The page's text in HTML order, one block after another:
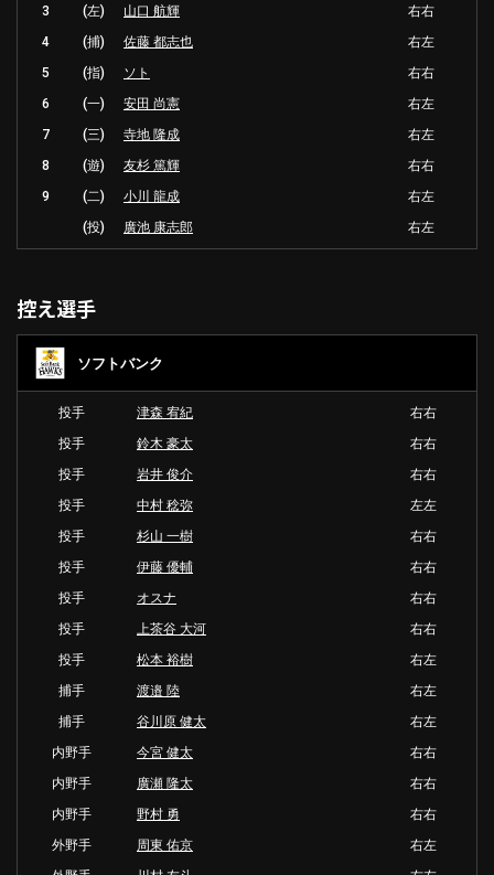
3 (左) 山口 航輝
右右
4
(捕) 佐藤 都志也
右左
5
(指) ソト
右右
6
(一) 安田 尚憲
右左
7
(三) 寺地 隆成
右左
8
(遊) 友杉 篤輝
右右
9
(二) 小川 龍成
右左
(投)
廣池 康志郎 右左
控え選手
ソフトバンク
投手 津森 宥紀
右右
投手
鈴木 豪太
右右
投手
岩井 俊介
右右
投手
中村 稔弥
左左
投手
杉山 一樹
右右
投手
伊藤 優輔
右右
投手
オスナ
右右
投手
上茶谷 大河
右右
投手
松本 裕樹
右左
捕手
渡邉 陸
右左
捕手
谷川原 健太
右左
内野手
今宮 健太
右右
内野手
廣瀬 隆太
右右
内野手
野村 勇
右右
外野手
周東 佑京
右左